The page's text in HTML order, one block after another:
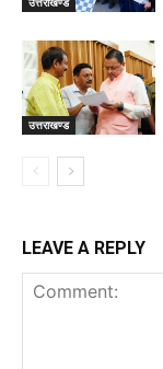
उत्तराखण्ड
LEAVE A REPLY